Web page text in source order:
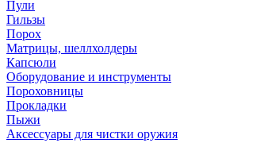
Пули
Гильзы
Порох
Матрицы, шеллхолдеры
Капсюли
Оборудование и инструменты
Пороховницы
Прокладки
Пыжи
Аксессуары для чистки оружия